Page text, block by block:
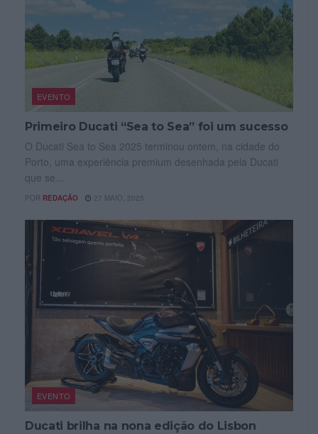
EVENTO
Primeiro Ducati “Sea to Sea” foi um sucesso
O Ducati Sea to Sea 2025 terminou ontem, na cidade do
Porto, uma experiência premium desenhada pela Ducati
que se...
POR REDAÇÃO 27 MAIO, 2025
EVENTO
Ducati brilha na nona edição do Lisbon